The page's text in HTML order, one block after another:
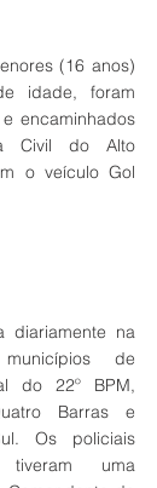
(16 anos)
idade, foram
encaminhados
Civil do Alto
o veículo Gol
diariamente na
de
do 22º BPM,
Barras e
Os policiais
tiveram uma